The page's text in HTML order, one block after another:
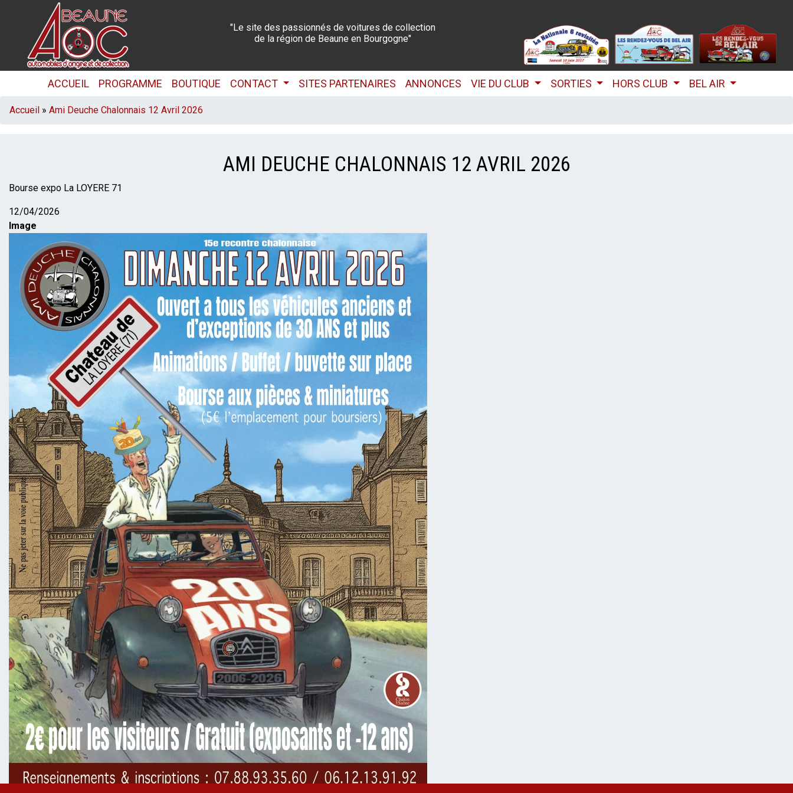
principal
"Le site des passionnés de voitures de collection
de la région de Beaune en Bourgogne"
NAVIGATION
PRINCIPALE
ACCUEIL PROGRAMME BOUTIQUE CONTACT SITES PARTENAIRES ANNONCES VIE DU CLUB SORTIES HORS CLUB BEL AIR
FIL
Accueil Ami Deuche Chalonnais 12 Avril 2026
AMI DEUCHE CHALONNAIS 12 AVRIL 2026
Description
Bourse expo La LOYERE 71
Date
12/04/2026
Image